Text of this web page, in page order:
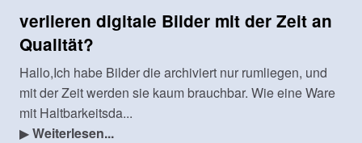
verlieren digitale Bilder mit der Zeit an
Qualität?
Hallo,Ich habe Bilder die archiviert nur rumliegen, und
mit der Zeit werden sie kaum brauchbar. Wie eine Ware
mit Haltbarkeitsda...
▶Weiterlesen...